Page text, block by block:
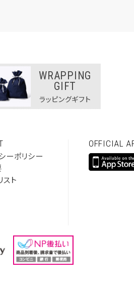
WRAPPING
GIFT
ラッピングギフト
ーポリシー
スト
OFFICIAL